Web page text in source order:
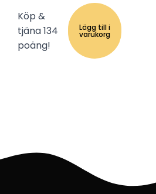
Köp &
tjäna 134
poäng!
Lägg till i
varukorg